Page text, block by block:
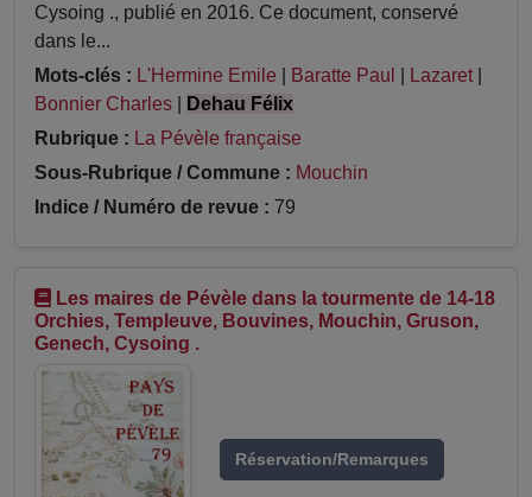
Cysoing ., publié en 2016. Ce document, conservé
dans le...
Mots-clés : L'Hermine Emile Baratte Paul Lazaret
Bonnier Charles
Dehau Félix
Rubrique : La Pévèle française
Sous-Rubrique / Commune : Mouchin
Indice / Numéro de revue : 79
Les maires de Pévèle dans la tourmente de 14-18
Orchies, Templeuve, Bouvines, Mouchin, Gruson,
Genech, Cysoing .
Réservation/Remarques